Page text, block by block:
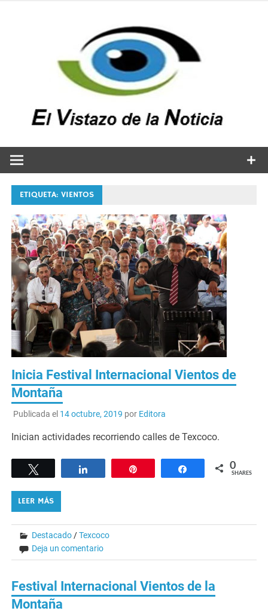
ETIQUETA:VIENTOS
Inicia Festival Internacional Vientos de
Montaña
Publicada el 14 octubre, 2019 por Editora
Inician actividades recorriendo calles de Texcoco.
Share 0
SHARES
LEER MÁS
Destacado /Texcoco
Deja un comentario
Festival Internacional Vientos de la
Montaña